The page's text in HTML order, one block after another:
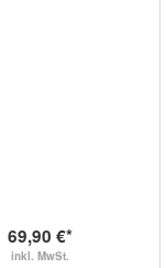
69,90 €*
inkl. MwSt.